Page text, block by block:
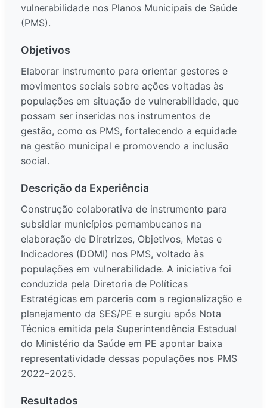
vulnerabilidade nos Planos Municipais de Saúde
(PMS).
Objetivos
Elaborar instrumento para orientar gestores e
movimentos sociais sobre ações voltadas às
populações em situação de vulnerabilidade, que
possam ser inseridas nos instrumentos de
gestão, como os PMS, fortalecendo a equidade
na gestão municipal e promovendo a inclusão
social.
Descrição da Experiência
Construção colaborativa de instrumento para
subsidiar municípios pernambucanos na
elaboração de Diretrizes, Objetivos, Metas e
Indicadores (DOMI) nos PMS, voltado às
populações em vulnerabilidade. A iniciativa foi
conduzida pela Diretoria de Políticas
Estratégicas em parceria com a regionalização e
planejamento da SES/PE e surgiu após Nota
Técnica emitida pela Superintendência Estadual
do Ministério da Saúde em PE apontar baixa
representatividade dessas populações nos PMS
2022–2025.
Resultados